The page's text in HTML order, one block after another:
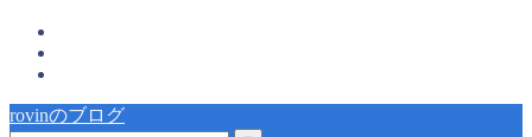
rovinのブログ